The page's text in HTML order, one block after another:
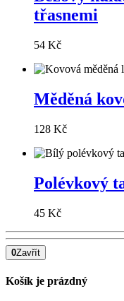
třasnemi
54 Kč
Měděná
128 Kč
Polévkový
45 Kč
0Zavřít
Košík je prázdný